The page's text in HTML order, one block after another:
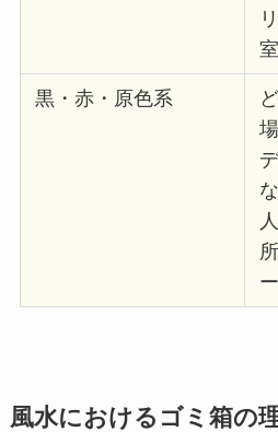
黒・赤・原色系
ー
風水におけるゴミ箱の